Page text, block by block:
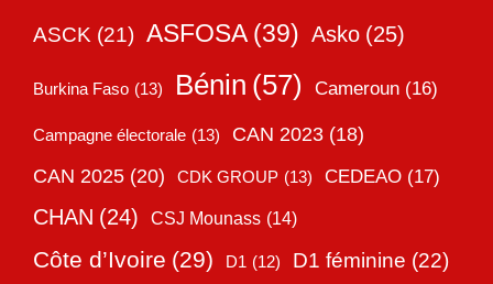
ASCK (21) ASFOSA (39) Asko (25)
Burkina Faso (13) Bénin (57) Cameroun (16)
Campagne électorale (13) CAN 2023 (18)
CAN 2025 (20) CDK GROUP (13) CEDEAO (17)
CHAN (24) CSJ Mounass (14)
Côte d’Ivoire (29) D1 (12) D1 féminine (22)